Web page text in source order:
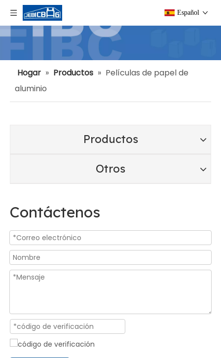
Español
Hogar » Productos » Películas de papel de
aluminio
Productos
Otros
Contáctenos